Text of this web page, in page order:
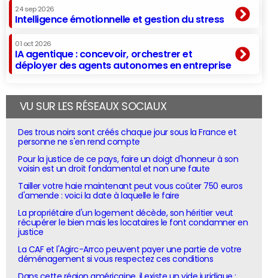
24 sep 2026
Intelligence émotionnelle et gestion du stress
01 oct 2026
IA agentique : concevoir, orchestrer et
déployer des agents autonomes en entreprise
VU SUR LES RÉSEAUX SOCIAUX
Des trous noirs sont créés chaque jour sous la France et
personne ne s'en rend compte
Pour la justice de ce pays, faire un doigt d'honneur à son
voisin est un droit fondamental et non une faute
Tailler votre haie maintenant peut vous coûter 750 euros
d'amende : voici la date à laquelle le faire
La propriétaire d'un logement décède, son héritier veut
récupérer le bien mais les locataires le font condamner en
justice
La CAF et l'Agirc-Arrco peuvent payer une partie de votre
déménagement si vous respectez ces conditions